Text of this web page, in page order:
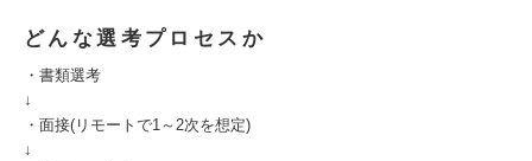
どんな選考プロセスか
・書類選考
↓
・面接(リモートで1～2次を想定)
↓